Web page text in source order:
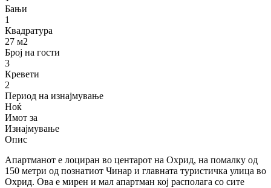
Бањи
1
Квадратура
27 м2
Број на гости
3
Кревети
2
Период на изнајмување
Ноќ
Имот за
Изнајмување
Опис
Апартманот е лоциран во центарот на Охрид, на помалку од
150 метри од познатиот Чинар и главната туристичка улица во
Охрид. Ова е мирен и мал апартман кој располага со сите